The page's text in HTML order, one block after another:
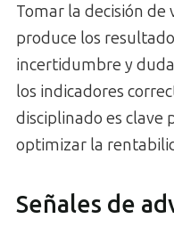
Tomar la decisión
produce los
incertidumbre y
los indicadores
disciplinado es clave
optimizar la
Señales de